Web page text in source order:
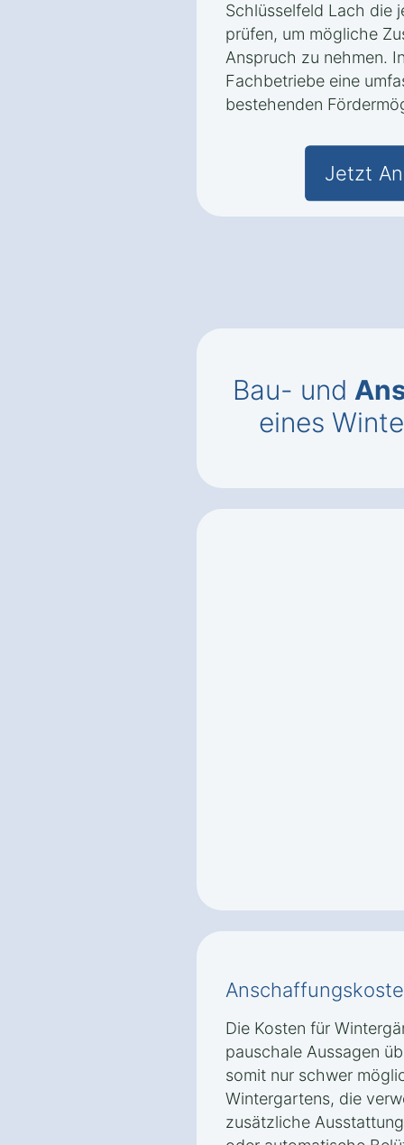
Schlüsselfeld Lach die
prüfen, um mögliche
Anspruch zu nehmen.
Fachbetriebe eine
bestehenden
Jetzt
Bau- und
eines
Die Kosten für
pauschale Aussagen
somit nur schwer
Wintergartens, die
zusätzliche